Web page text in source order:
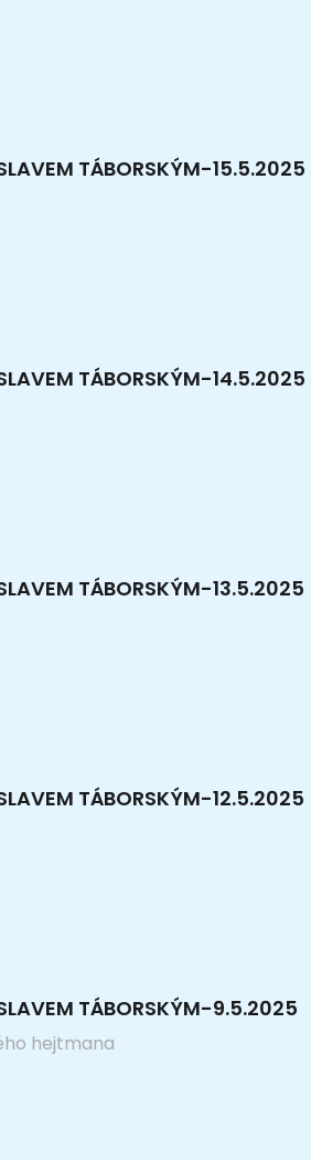
TÁBORSKÝM-15.5.2025
TÁBORSKÝM-14.5.2025
TÁBORSKÝM-13.5.2025
TÁBORSKÝM-12.5.2025
TÁBORSKÝM-9.5.2025
hejtmana